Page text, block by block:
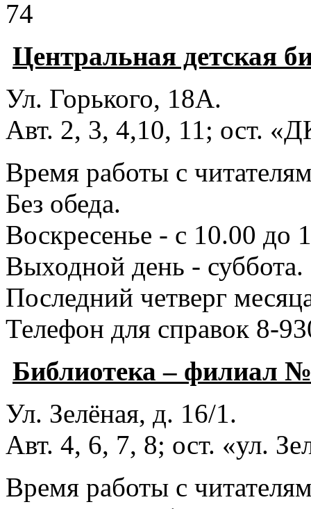
74
Центральная детская
Ул. Горького, 18А.
Авт. 2, 3, 4,10, 11; ост.
Время работы с
Без обеда.
Воскресенье - с 10.00 до
Выходной день - суббота.
Последний четверг
Телефон для справок 8-
Библиотека – филиал
Ул. Зелёная, д. 16/1.
Авт. 4, 6, 7, 8; ост. «ул.
Время работы с